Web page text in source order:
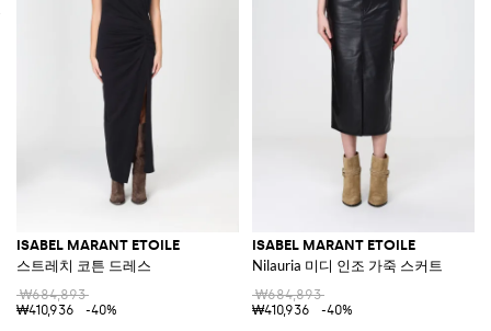
ISABEL MARANT ETOILE
스트레치 코튼 드레스
₩684,893
₩410,936
-40%
ISABEL MARANT ETOILE
Nilauria 미디 인조 가죽 스커트
₩684,893
₩410,936
-40%